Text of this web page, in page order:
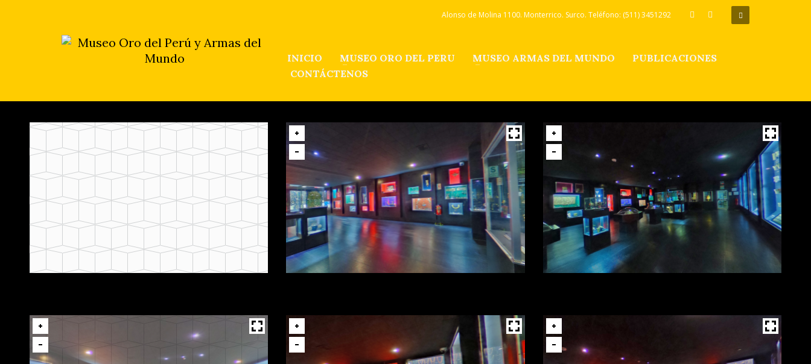
Alonso de Molina 1100. Monterrico. Surco. Teléfono: (511) 3451292
INICIO MUSEO ORO DEL PERU MUSEO ARMAS DEL MUNDO
PUBLICACIONES
CONTÁCTENOS